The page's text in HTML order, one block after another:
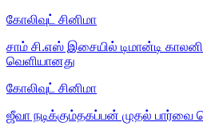
கோலிவுட் சினிமா
சாம் சி.எஸ் இசையில் டிமான்டி
வெளியானது
கோலிவுட் சினிமா
ஜீவா நடிக்கும்தகப்பன் முதல் பார்வை